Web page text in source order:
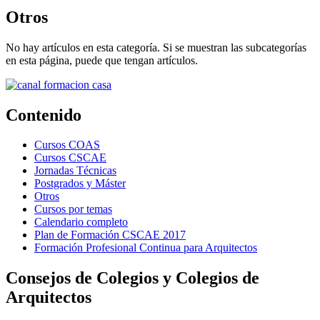
Otros
No hay artículos en esta categoría. Si se muestran las subcategorías
en esta página, puede que tengan artículos.
Contenido
Cursos COAS
Cursos CSCAE
Jornadas Técnicas
Postgrados y Máster
Otros
Cursos por temas
Calendario completo
Plan de Formación CSCAE 2017
Formación Profesional Continua para Arquitectos
Consejos de Colegios y Colegios de
Arquitectos